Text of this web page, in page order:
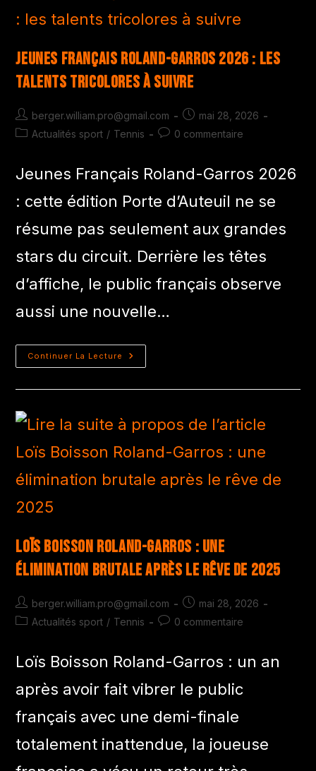
Jeunes Français Roland-Garros 2026 : les
talents tricolores à suivre
berger.william.pro@gmail.com
mai 28, 2026
Actualités sport / Tennis 0 commentaire
Jeunes Français Roland-Garros 2026
: cette édition Porte d’Auteuil ne se
résume pas seulement aux grandes
stars du circuit. Derrière les têtes
d’affiche, le public français observe
aussi une nouvelle…
Continuer La Lecture
Loïs Boisson Roland-Garros : une
élimination brutale après le rêve de 2025
berger.william.pro@gmail.com
mai 28, 2026
Actualités sport / Tennis 0 commentaire
Loïs Boisson Roland-Garros : un an
après avoir fait vibrer le public
français avec une demi-finale
totalement inattendue, la joueuse